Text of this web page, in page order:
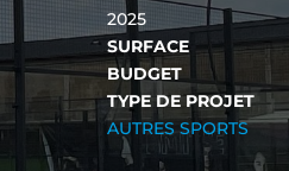
2025
SURFACE
BUDGET
TYPE DE PROJET
AUTRES SPORTS